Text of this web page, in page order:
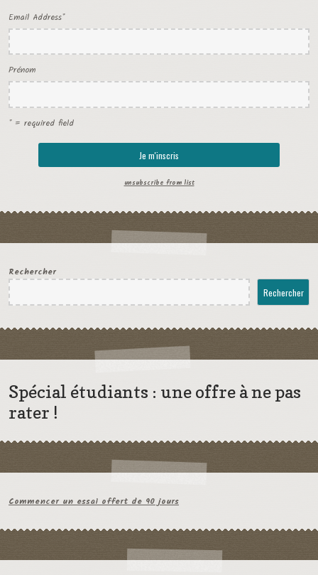
Email Address*
Prénom
* = required field
unsubscribe from list
Rechercher
Rechercher
Spécial étudiants : une offre à ne pas
rater !
Commencer un essai offert de 90 jours